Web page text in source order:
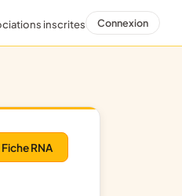
inscrites Connexion
Fiche RNA